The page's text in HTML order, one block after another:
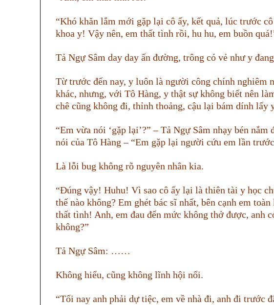
“Khó khăn lắm mới gặp lại cô ấy, kết quả, lúc trước
khoa y! Vậy nên, em thất tình rồi, hu hu, em buồn
Tả Ngự Sâm day day ấn đường, trông có vẻ như y
Từ trước đến nay, y luôn là người công chính
khác, nhưng, với Tô Hàng, y thật sự không biết nên
chê cũng không đi, thỉnh thoảng, cậu lại bám dính lấy
“Em vừa nói ‘gặp lại’?” – Tả Ngự Sâm nhạy bén
nói của Tô Hàng – “Em gặp lại người cứu em lần
Là lỗi bug không rõ nguyên nhân kia.
“Đúng vậy! Huhu! Vì sao cô ấy lại là thiên tài y học
thế nào không? Em ghét bác sĩ nhất, bên cạnh em
thất tình! Anh, em đau đến mức không thở được, anh
không?”
Tả Ngự Sâm: ……
Không hiểu, cũng không lĩnh hội nổi.
“Tối nay anh phải dự tiệc, em về nhà đi, anh đi trước